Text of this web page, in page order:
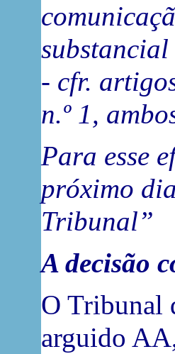
substancial
- cfr.
n.º 1,
Para esse
próximo
Tribunal”
A decisão
O Tribunal
arguido